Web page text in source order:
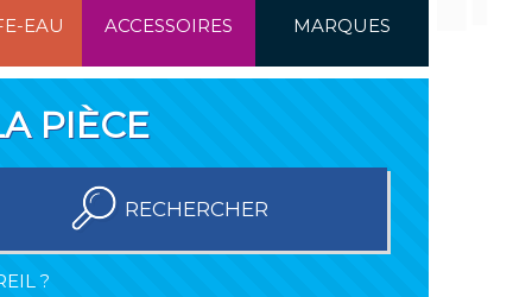
EAU ACCESSOIRES MARQUES
PIÈCE
RECHERCHER
?